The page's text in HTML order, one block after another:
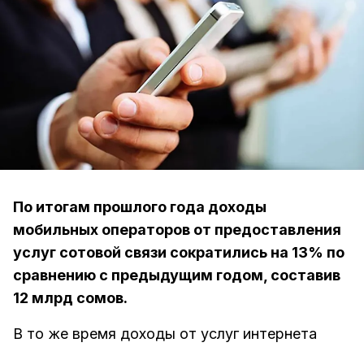
По итогам прошлого года доходы
мобильных операторов от предоставления
услуг сотовой связи сократились на 13% по
сравнению с предыдущим годом, составив
12 млрд сомов.
В то же время доходы от услуг интернета